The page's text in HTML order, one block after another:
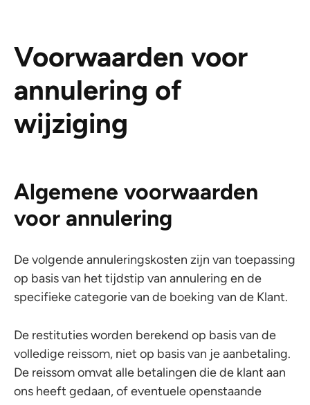
Voorwaarden voor
annulering of
wijziging
Algemene voorwaarden
voor annulering
De volgende annuleringskosten zijn van toepassing
op basis van het tijdstip van annulering en de
specifieke categorie van de boeking van de Klant.
De restituties worden berekend op basis van de
volledige reissom, niet op basis van je aanbetaling.
De reissom omvat alle betalingen die de klant aan
ons heeft gedaan, of eventuele openstaande